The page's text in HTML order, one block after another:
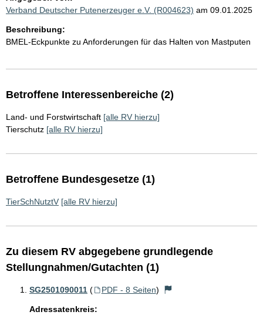
Verband Deutscher Putenerzeuger e.V. (R004623) am 09.01.2025
Beschreibung:
BMEL-Eckpunkte zu Anforderungen für das Halten von Mastputen
Betroffene Interessenbereiche (2)
Land- und Forstwirtschaft [alle RV hierzu]
Tierschutz [alle RV hierzu]
Betroffene Bundesgesetze (1)
TierSchNutztV [alle RV hierzu]
Zu diesem RV abgegebene grundlegende
Stellungnahmen/Gutachten (1)
SG2501090011 ( PDF - 8 Seiten)
Adressatenkreis: